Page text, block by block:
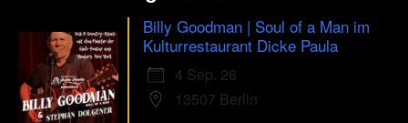
Billy Goodman | Soul of a Man im
Kulturrestaurant Dicke Paula
4 Sep. 26
13507 Berlin